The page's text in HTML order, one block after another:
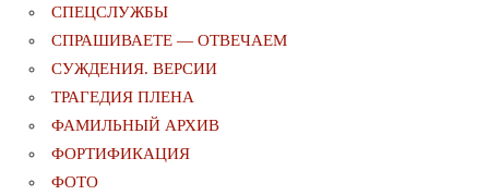
СПЕЦСЛУЖБЫ
СПРАШИВАЕТЕ — ОТВЕЧАЕМ
СУЖДЕНИЯ. ВЕРСИИ
ТРАГЕДИЯ ПЛЕНА
ФАМИЛЬНЫЙ АРХИВ
ФОРТИФИКАЦИЯ
ФОТО